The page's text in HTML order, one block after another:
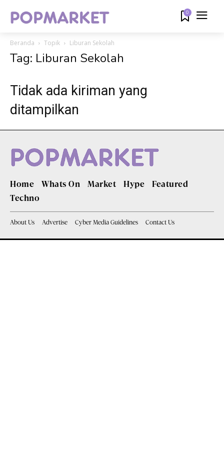
0
Beranda Topik Liburan Sekolah
Tag: Liburan Sekolah
Tidak ada kiriman yang
ditampilkan
Home Whats On Market Hype
Featured
Techno
About Us Advertise Cyber Media Guidelines Contact Us